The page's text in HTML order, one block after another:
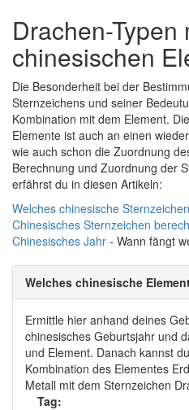
Drachen-Typen
chinesischen
Die Besonderheit bei der
Sternzeichens und seiner
Kombination mit dem Element.
Elemente ist auch an einen
wie auch schon die Zuordnung
Berechnung und Zuordnung der
erfährst du in diesen Artikeln:
Welches chinesische
Chinesisches Sternzeichen
Chinesisches Jahr - Wann fängt
Welches chinesische
Ermittle hier anhand deines
chinesisches Geburtsjahr und
und Element. Danach kannst
Kombination des Elementes
Metall mit dem Sternzeichen
Tag: